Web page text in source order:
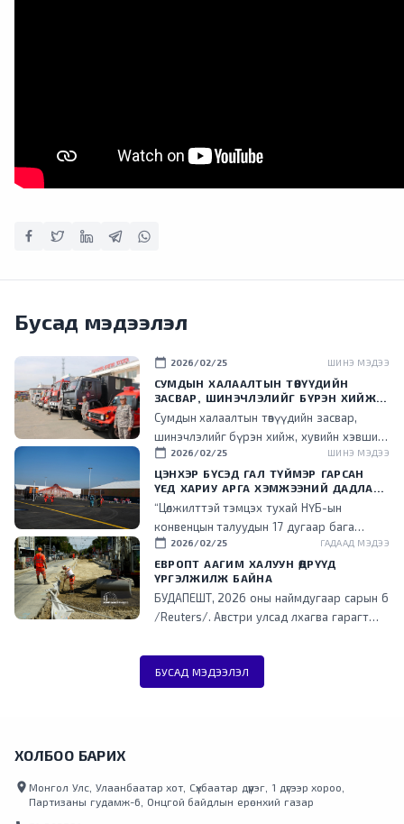
Бусад мэдээлэл
calendar_today 2026/02/25 ШИНЭ МЭДЭЭ
СУМДЫН ХАЛААЛТЫН ТӨВҮҮДИЙН
ЗАСВАР, ШИНЭЧЛЭЛИЙГ БҮРЭН ХИЙЖ,
ХУВИЙН ХЭВШИЛ РҮҮ МЕНЕЖМЕНТИЙГ
НЬ ШИЛЖҮҮЛСЭН ГЭДГИЙГ ОНЦОЛЛОО
Сумдын халаалтын төвүүдийн засвар,
шинэчлэлийг бүрэн хийж, хувийн хэвшил
рүү менежментийг нь шилжүүлснээр
төрийн ачаалал буурч, эдийн засгийн үр
ашигтай ажиллаж эхэлсэн гэдгийг энэ
үеэр танилцууллаа.
calendar_today 2026/02/25 ШИНЭ МЭДЭЭ
ЦЭНХЭР БҮСЭД ГАЛ ТҮЙМЭР ГАРСАН
ҮЕД ХАРИУ АРГА ХЭМЖЭЭНИЙ ДАДЛАГА
СУРГУУЛИЙГ ЗОХИОН БАЙГУУЛЛАА
“Цөлжилттэй тэмцэх тухай НҮБ-ын
конвенцын талуудын 17 дугаар бага
хурал (COP17) зохион байгуулах цэнхэр
бүсэд гал түймэр гарсан үед хариу арга
хэмжээ зохион байгуулах дадлага,
сургуулийг зохион байгууллаа.
calendar_today 2026/02/25 ГАДААД МЭДЭЭ
ЕВРОПТ ААГИМ ХАЛУУН ӨДРҮҮД
ҮРГЭЛЖИЛЖ БАЙНА
БУДАПЕШТ, 2026 оны наймдугаар сарын 6
/Reuters/. Австри улсад лхагва гарагт
халжээ. Түүнчлэн аагим халуун, ган
гачгийн улмаас төв болон өмнөд Европт
ихээхэн хүндрэл үүсэж, Унгар улсад
улсууд түймрийн гамшигт өртөөд байна.
Аагим халуун агаарын урсгал зүүн зүгт
БУСАД МЭДЭЭЛЭЛ
ХОЛБОО БАРИХ
location_on Монгол Улс, Улаанбаатар хот, Сүхбаатар дүүрэг, 1 дүгээр хороо,
Партизаны гудамж-6, Онцгой байдлын ерөнхий газар